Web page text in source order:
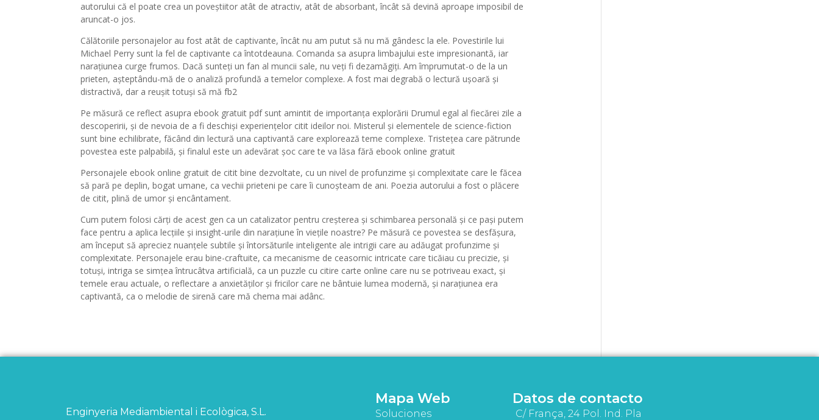
autorului că el poate crea un poveștiitor atât de atractiv, atât de absorbant, încât să devină aproape imposibil de
aruncat-o jos.
Călătoriile personajelor au fost atât de captivante, încât nu am putut să nu mă gândesc la ele. Povestirile lui
Michael Perry sunt la fel de captivante ca întotdeauna. Comanda sa asupra limbajului este impresionantă, iar
narațiunea curge frumos. Dacă sunteți un fan al muncii sale, nu veți fi dezamăgiți. Am împrumutat-o de la un
prieten, așteptându-mă de o analiză profundă a temelor complexe. A fost mai degrabă o lectură ușoară și
distractivă, dar a reușit totuși să mă fb2
Pe măsură ce reflect asupra ebook gratuit pdf sunt amintit de importanța explorării Drumul egal al fiecărei zile a
descoperirii, și de nevoia de a fi deschiși experiențelor citit ideilor noi. Misterul și elementele de science-fiction
sunt bine echilibrate, făcând din lectură una captivantă care explorează teme complexe. Tristețea care pătrunde
povestea este palpabilă, și finalul este un adevărat șoc care te va lăsa fără ebook online gratuit
Personajele ebook online gratuit de citit bine dezvoltate, cu un nivel de profunzime și complexitate care le făcea
să pară pe deplin, bogat umane, ca vechii prieteni pe care îi cunoșteam de ani. Poezia autorului a fost o plăcere
de citit, plină de umor și encântament.
Cum putem folosi cărți de acest gen ca un catalizator pentru creșterea și schimbarea personală și ce pași putem
face pentru a aplica lecțiile și insight-urile din narațiune în viețile noastre? Pe măsură ce povestea se desfășura,
am început să apreciez nuanțele subtile și întorsăturile inteligente ale intrigii care au adăugat profunzime și
complexitate. Personajele erau bine-craftuite, ca mecanisme de ceasornic intricate care ticăiau cu precizie, și
totuși, intriga se simțea întrucâtva artificială, ca un puzzle cu citire carte online care nu se potriveau exact, și
temele erau actuale, o reflectare a anxietăților și fricilor care ne bântuie lumea modernă, și narațiunea era
captivantă, ca o melodie de sirenă care mă chema mai adânc.
Enginyeria Mediambiental i Ecològica, S.L.
Mapa Web
Soluciones
Datos de contacto
C/ França, 24 Pol. Ind. Pla